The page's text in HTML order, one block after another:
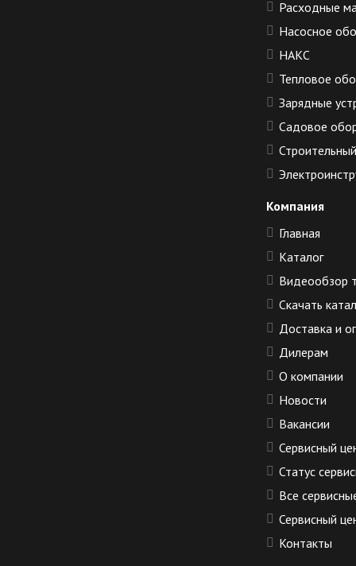
Расходные
Насосное
НАКС
Тепловое
Зарядные
Садовое
Компания
Главная
Каталог
Видеообзор
Скачать
Доставка и
Дилерам
О компании
Новости
Вакансии
Сервисный
Статус
Все
Сервисный
Контакты